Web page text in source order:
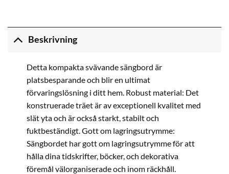
Beskrivning
Detta kompakta svävande sängbord är
platsbesparande och blir en ultimat
förvaringslösning i ditt hem. Robust material: Det
konstruerade träet är av exceptionell kvalitet med
slät yta och är också starkt, stabilt och
fuktbeständigt. Gott om lagringsutrymme:
Sängbordet har gott om lagringsutrymme för att
hålla dina tidskrifter, böcker, och dekorativa
föremål välorganiserade och inom räckhåll.